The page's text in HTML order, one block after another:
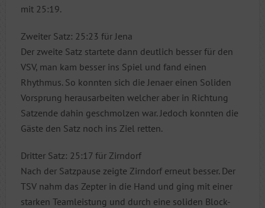
mit 25:19.
Zweiter Satz: 25:23 für Jena
Der zweite Satz startete dann deutlich besser für den
VSV, man kam besser ins Spiel und fand einen
Rhythmus. So konnten sich die Jenaer einen Soliden
Vorsprung herausarbeiten welcher aber in Richtung
Satzende dahin geschmolzen war. Jedoch konnten die
Gäste den Satz noch ins Ziel retten.
Dritter Satz: 25:17 für Zirndorf
Nach der Satzpause zeigte Zirndorf erneut besser. Der
TSV nahm das Zepter in die Hand und ging mit einer
starken Teamleistung und durch eine soliden Block-